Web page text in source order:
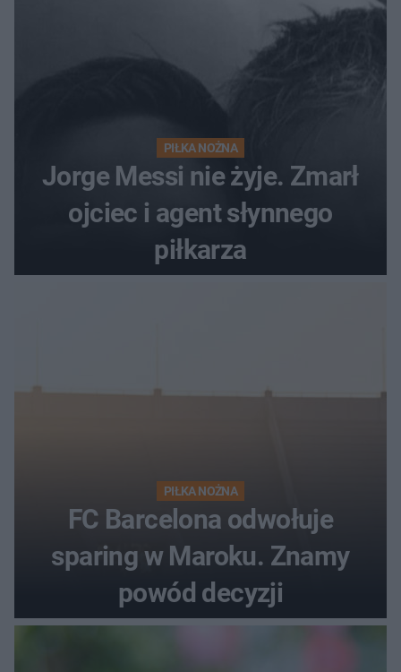
PIŁKA NOŻNA
Jorge Messi nie żyje. Zmarł
ojciec i agent słynnego
piłkarza
PIŁKA NOŻNA
FC Barcelona odwołuje
sparing w Maroku. Znamy
powód decyzji